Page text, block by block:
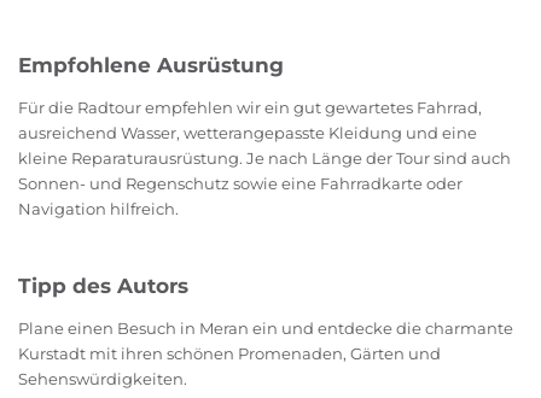
Empfohlene Ausrüstung
Für die Radtour empfehlen wir ein gut gewartetes Fahrrad,
ausreichend Wasser, wetterangepasste Kleidung und eine
kleine Reparaturausrüstung. Je nach Länge der Tour sind auch
Sonnen- und Regenschutz sowie eine Fahrradkarte oder
Navigation hilfreich.
Tipp des Autors
Plane einen Besuch in Meran ein und entdecke die charmante
Kurstadt mit ihren schönen Promenaden, Gärten und
Sehenswürdigkeiten.